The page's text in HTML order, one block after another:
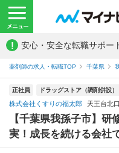
! 安心・安全な転職サポー
薬剤師の求人・転職TOP 千葉県
正社員 ドラッグストア（調剤併設）
株式会社くすりの福太郎 天王台北
【千葉県我孫子市】
実！成長を続ける会社